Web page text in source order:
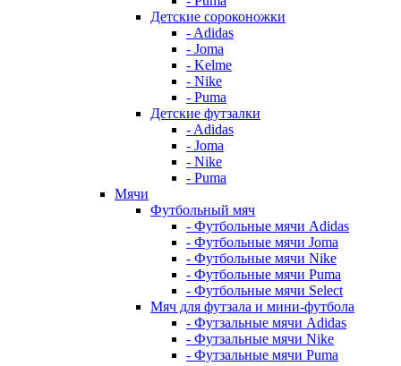
Детские сороконожки
- Adidas
- Joma
- Kelme
- Nike
- Puma
Детские футзалки
- Adidas
- Joma
- Nike
- Puma
Мячи
Футбольный мяч
- Футбольные мячи Adidas
- Футбольные мячи Joma
- Футбольные мячи Nike
- Футбольные мячи Puma
- Футбольные мячи Select
Мяч для футзала и мини-футбола
- Футзальные мячи Adidas
- Футзальные мячи Nike
- Футзальные мячи Puma